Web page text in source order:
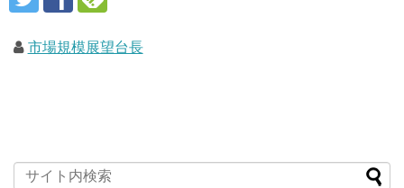
市場規模展望台長